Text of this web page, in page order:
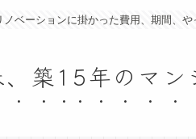
ベーションに掛かった費用、期間、
築15年のマン